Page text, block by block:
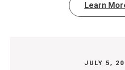
Learn
JULY 5,